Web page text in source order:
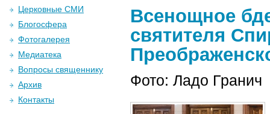
Всенощное
святителя
Фото: Ладо Гранич
Церковные СМИ
Блогосфера
Фотогалерея
Медиатека
Вопросы священнику
Архив
Контакты